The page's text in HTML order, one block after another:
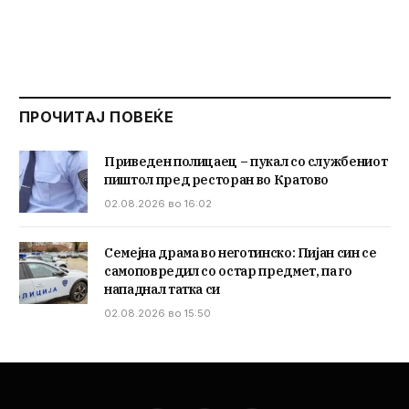
ПРОЧИТАЈ ПОВЕЌЕ
Приведен полицаец – пукал со службениот
пиштол пред ресторан во Кратово
02.08.2026 во 16:02
Семејна драма во неготинско: Пијан син се
самоповредил со остар предмет, па го
нападнал татка си
02.08.2026 во 15:50